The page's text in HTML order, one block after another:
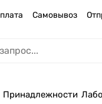
Самовывоз
Принадлежности